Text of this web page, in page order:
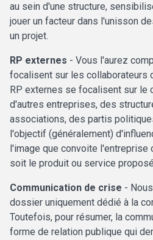
au sein d'une structure,
jouer un facteur dans l'unisson
un projet.
RP externes - Vous l'aurez
focalisent sur les collaborateurs
RP externes se focalisent sur le
d'autres entreprises, des
associations, des partis
l'objectif (généralement)
l'image que convoite l'entreprise
soit le produit ou service
Communication de crise -
dossier uniquement dédié à la
Toutefois, pour résumer, la
forme de relation publique qui